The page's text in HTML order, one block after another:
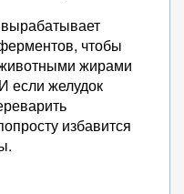
чтобы
жирами
если желудок
избавится